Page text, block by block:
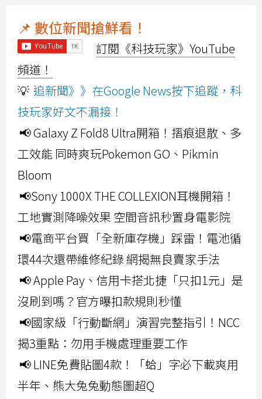
📌 數位新聞搶鮮看！
訂閱《科技玩家》YouTube
頻道！
💡 追新聞》》在Google News按下追蹤，科
技玩家好文不漏接！
📢 Galaxy Z Fold8 Ultra開箱！摺痕退散、多
工效能 同時爽玩Pokemon GO、Pikmin
Bloom
📢Sony 1000X THE COLLEXION耳機開箱！
工地實測降噪效果 空間音訊秒置身電影院
📢電商平台買「全新庫存機」踩雷！電池循
環44次還帶維修紀錄 網揭無良賣家手法
📢 Apple Pay、信用卡搭北捷「只扣1元」是
沒刷到嗎？官方曝扣款規則秒懂
📢國家級「行動斷網」演習完整指引！NCC
揭3重點：勿用手機處理重要工作
📢 LINE免費貼圖4款！「蛤」字必下載爽用
半年、熊大兔兔動態圖超Q